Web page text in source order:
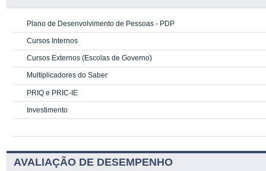
Plano de Desenvolvimento de Pessoas - PDP
Cursos Internos
Cursos Externos (Escolas de Governo)
Multiplicadores do Saber
PRIQ e PRIC-IE
Investimento
AVALIAÇÃO DE DESEMPENHO